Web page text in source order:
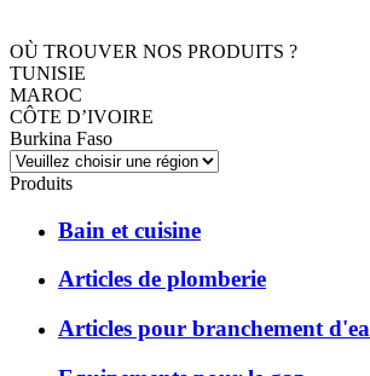
OÙ TROUVER NOS PRODUITS ?
TUNISIE
MAROC
CÔTE D’IVOIRE
Burkina Faso
Produits
Bain et cuisine
Articles de plomberie
Articles pour branchement